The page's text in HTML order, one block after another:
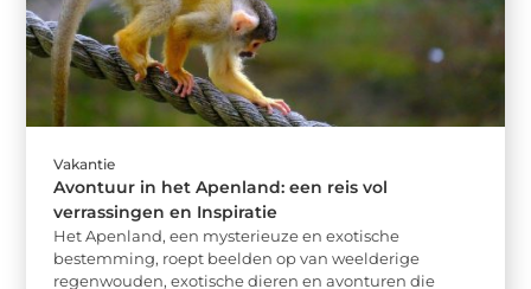
Vakantie
Avontuur in het Apenland: een reis vol
verrassingen en Inspiratie
Het Apenland, een mysterieuze en exotische
bestemming, roept beelden op van weelderige
regenwouden, exotische dieren en avonturen die